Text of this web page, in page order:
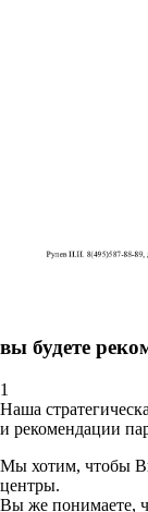
вы будете
1
Наша
и рекомендации
Мы хотим, чтобы
центры.
Вы же понимаете,